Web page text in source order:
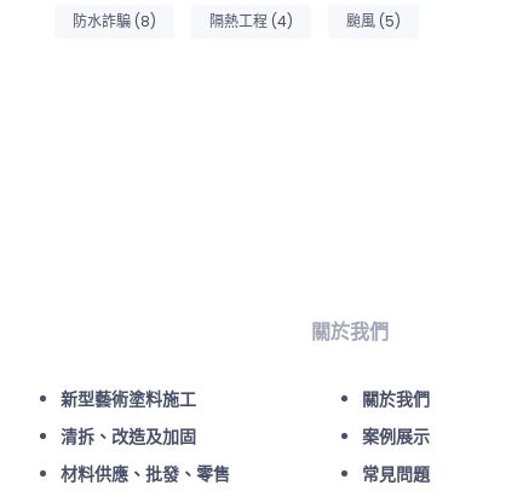
防水詐騙 (8) 隔熱工程 (4) 颱風 (5)
新型藝術塗料施工
清拆、改造及加固
材料供應、批發、零售
關於我們
關於我們
案例展示
常見問題